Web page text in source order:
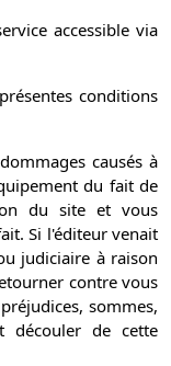
accessible via
conditions
causés à
du fait de
du site et vous
Si l'éditeur venait
judiciaire à raison
contre vous
sommes,
découler de cette